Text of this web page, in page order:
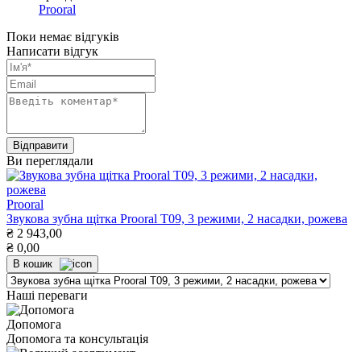
Prooral
Поки немає відгуків
Написати відгук
Ви переглядали
Prooral
Звукова зубна щітка Prooral T09, 3 режими, 2 насадки, рожева
₴ 2 943,00
₴ 0,00
В кошик
Наші переваги
Допомога
Допомога та консультація